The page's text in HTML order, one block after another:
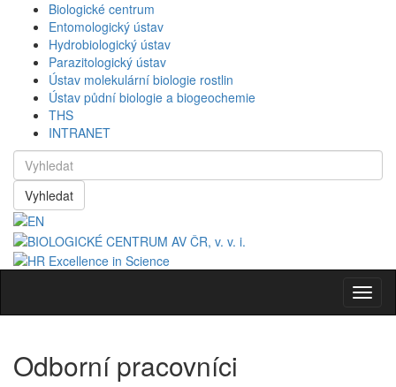
Biologické centrum
Entomologický ústav
Hydrobiologický ústav
Parazitologický ústav
Ústav molekulární biologie rostlin
Ústav půdní biologie a biogeochemie
THS
INTRANET
Vyhledat
Odborní pracovníci